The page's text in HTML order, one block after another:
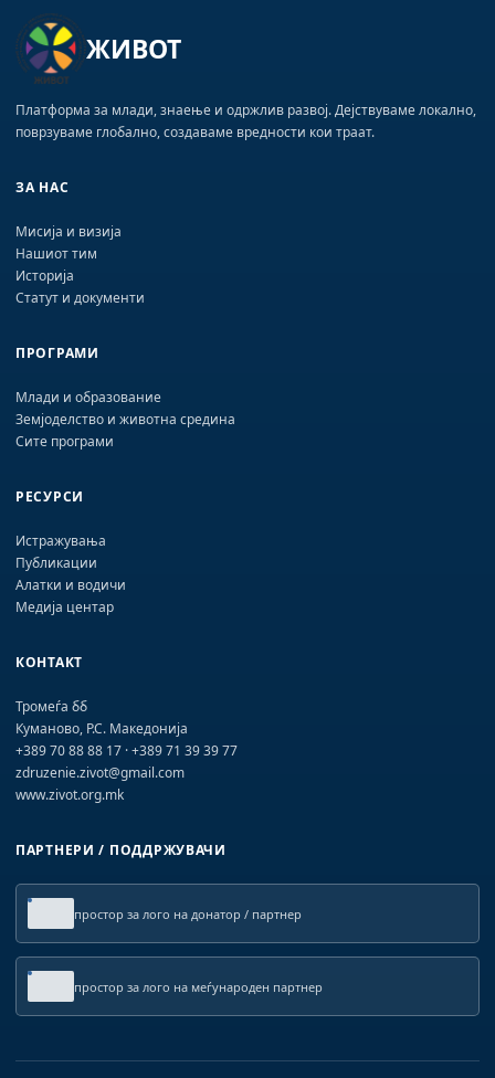
ЖИВОТ
Платформа за млади, знаење и одржлив развој. Дејствуваме локално,
поврзуваме глобално, создаваме вредности кои траат.
ЗА НАС
Мисија и визија
Нашиот тим
Историја
Статут и документи
ПРОГРАМИ
Млади и образование
Земјоделство и животна средина
Сите програми
РЕСУРСИ
Истражувања
Публикации
Алатки и водичи
Медија центар
КОНТАКТ
Тромеѓа бб
Куманово, Р.С. Македонија
+389 70 88 88 17 · +389 71 39 39 77
zdruzenie.zivot@gmail.com
www.zivot.org.mk
ПАРТНЕРИ / ПОДДРЖУВАЧИ
простор за лого на донатор / партнер
простор за лого на меѓународен партнер